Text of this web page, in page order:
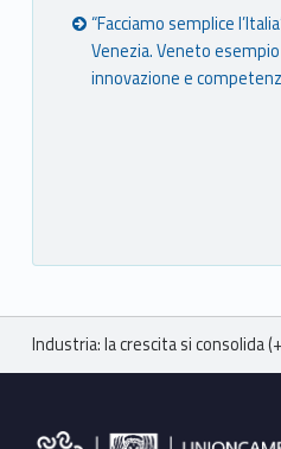
“Facciamo semplice
Venezia. Veneto
innovazione e
Breadcrumbs navigation
Industria: la crescita si consolida